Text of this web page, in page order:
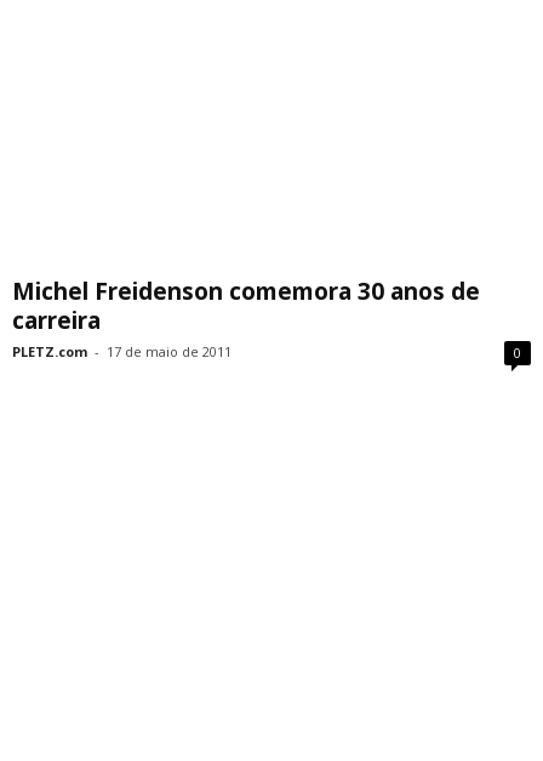
Michel Freidenson comemora 30 anos de
carreira
PLETZ.com - 17 de maio de 2011 0